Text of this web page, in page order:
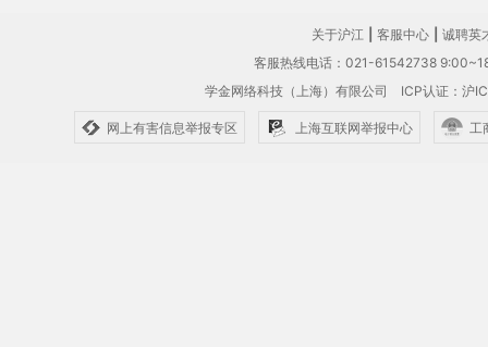
关于沪江 客服中心
诚聘英
客服热线电话：021-61542738
学金网络科技（上海）有限公司 ICP认证：沪
网上有害信息举报专区 上海互联网举报中心 工